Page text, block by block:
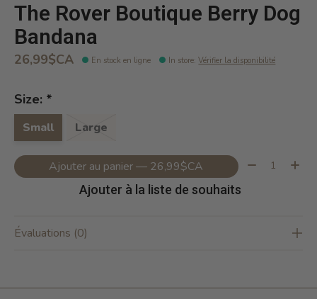
The Rover Boutique Berry Dog
Bandana
26,99$CA En stock en ligne In store:Vérifier la disponibilité
Size: *
Small Large
Ajouter au panier — 26,99$CA Quantité:
Ajouter à la liste de souhaits
Évaluations (0)